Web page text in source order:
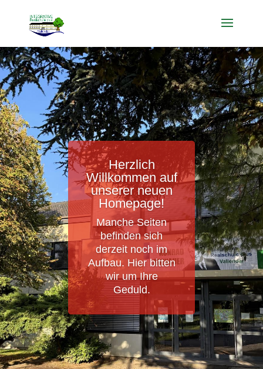
Herzlich
Willkommen auf
unserer neuen
Homepage!
Manche Seiten
befinden sich
derzeit noch im
Aufbau. Hier bitten
wir um Ihre
Geduld.